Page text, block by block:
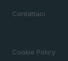
Contattaci
Cookie Policy